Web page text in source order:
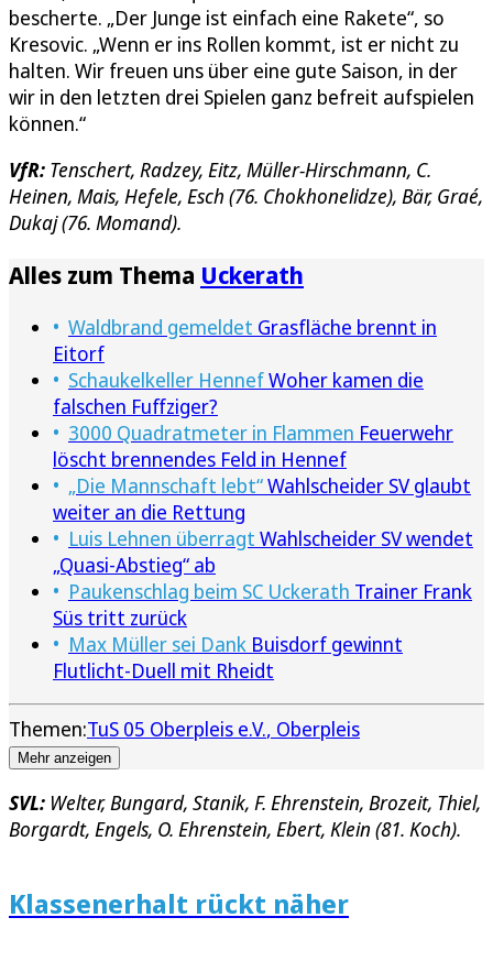
bescherte. „Der Junge ist einfach eine Rakete“, so
Kresovic. „Wenn er ins Rollen kommt, ist er nicht zu
halten. Wir freuen uns über eine gute Saison, in der
wir in den letzten drei Spielen ganz befreit aufspielen
können.“
VfR: Tenschert, Radzey, Eitz, Müller-Hirschmann, C.
Heinen, Mais, Hefele, Esch (76. Chokhonelidze), Bär, Graé,
Dukaj (76. Momand).
Alles zum Thema Uckerath
Waldbrand gemeldet Grasfläche brennt in
Eitorf
Schaukelkeller HennefWoher kamen die
falschen Fuffziger?
3000 Quadratmeter in Flammen Feuerwehr
löscht brennendes Feld in Hennef
„Die Mannschaft lebt“Wahlscheider SV glaubt
weiter an die Rettung
Luis Lehnen überragt Wahlscheider SV wendet
„Quasi-Abstieg“ ab
Paukenschlag beim SC Uckerath Trainer Frank
Süs tritt zurück
Max Müller sei Dank Buisdorf gewinnt
Flutlicht-Duell mit Rheidt
Themen:TuS 05 Oberpleis e.V. Oberpleis
Mehr anzeigen
SVL: Welter, Bungard, Stanik, F. Ehrenstein, Brozeit, Thiel,
Borgardt, Engels, O. Ehrenstein, Ebert, Klein (81. Koch).
Klassenerhalt rückt näher